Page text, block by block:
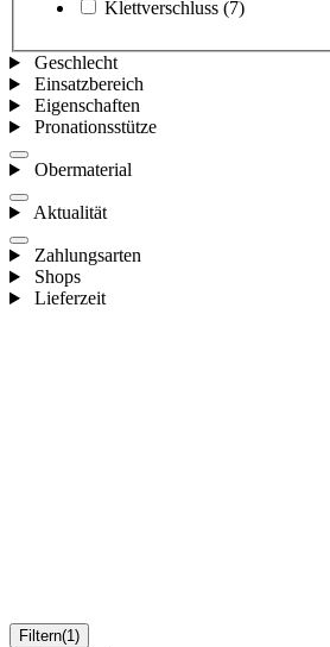
Klettverschluss (7)
Geschlecht
Einsatzbereich
Eigenschaften
Pronationsstütze
Obermaterial
Aktualität
Zahlungsarten
Shops
Lieferzeit
Filtern(1)